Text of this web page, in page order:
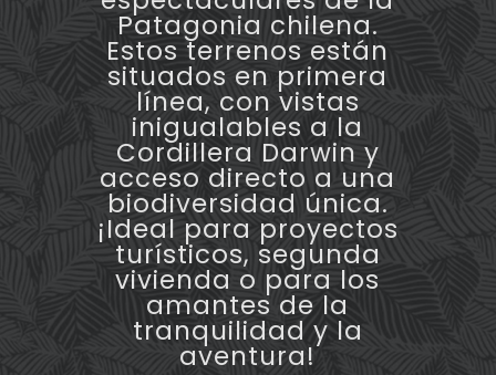
Patagonia chilena.
Estos terrenos están
situados en primera
línea, con vistas
inigualables a la
Cordillera Darwin y
acceso directo a una
biodiversidad única.
¡Ideal para proyectos
turísticos, segunda
vivienda o para los
amantes de la
tranquilidad y la
aventura!